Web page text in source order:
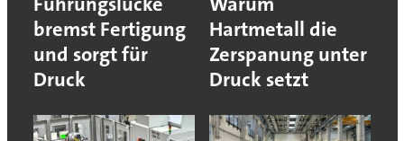
bremst Fertigung
und sorgt für
Druck
Hartmetall die
Zerspanung unter
Druck setzt